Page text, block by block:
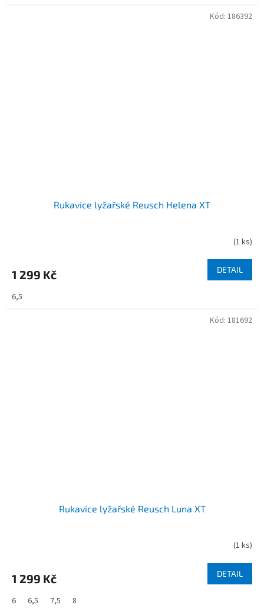
Rukavice lyžařské Reusch Helena XT
(1 ks)
1 299 Kč DETAIL
6,5
Kód: 186392
Rukavice lyžařské Reusch Luna XT
(1 ks)
1 299 Kč DETAIL
6 6,5 7,5 8
Kód: 181692